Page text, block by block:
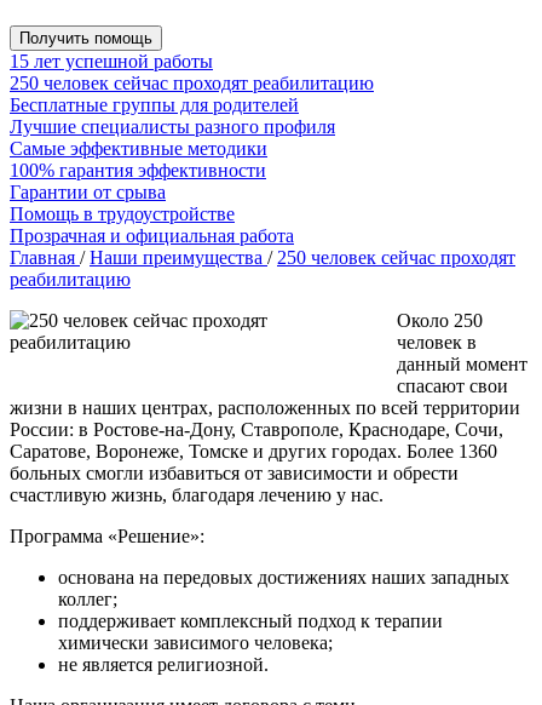
Получить помощь
15 лет успешной работы
250 человек сейчас проходят реабилитацию
Бесплатные группы для родителей
Лучшие специалисты разного профиля
Самые эффективные методики
100% гарантия эффективности
Гарантии от срыва
Помощь в трудоустройстве
Прозрачная и официальная работа
Главная /Наши преимущества / 250 человек сейчас проходят
реабилитацию
Около 250
человек в
данный момент
спасают свои
жизни в наших центрах, расположенных по всей территории
России: в Ростове-на-Дону, Ставрополе, Краснодаре, Сочи,
Саратове, Воронеже, Томске и других городах. Более 1360
больных смогли избавиться от зависимости и обрести
счастливую жизнь, благодаря лечению у нас.
Программа «Решение»:
основана на передовых достижениях наших западных
коллег;
поддерживает комплексный подход к терапии
химически зависимого человека;
не является религиозной.